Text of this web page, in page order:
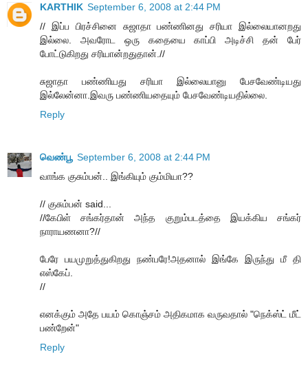
KARTHIK September 6, 2008 at 2:44 PM
// இப்ப பிரச்சினை சுஜாதா பண்ணினது சரியா இல்லையான‌றது
இல்லை. அவரோட ஒரு கதையை காப்பி அடிச்சி தன் பேர்
போட்டுகிறது சரியான்றதுதான்.//
சுஜாதா பண்ணியது சரியா இல்லையானு பேசவேண்டியது
இல்லேன்னா.இவரு பண்ணியதையும் பேசவேண்டியதில்லை.
Reply
வெண்பூ September 6, 2008 at 2:44 PM
வாங்க குசும்பன்.. இங்கியும் கும்மியா??
// குசும்பன் said...
//கேபிள் சங்கர்தான் அந்த குறும்படத்தை இயக்கிய சங்கர்
நாராயணனா?//
பேரே பயமுறுத்துகிறது நண்பரே!அதனால் இங்கே இருந்து மீ தி
எஸ்கேப்.
//
எனக்கும் அதே பயம் கொஞ்சம் அதிகமாக வருவதால் "நெக்ஸ்ட் மீட்
பண்றேன்"
Reply